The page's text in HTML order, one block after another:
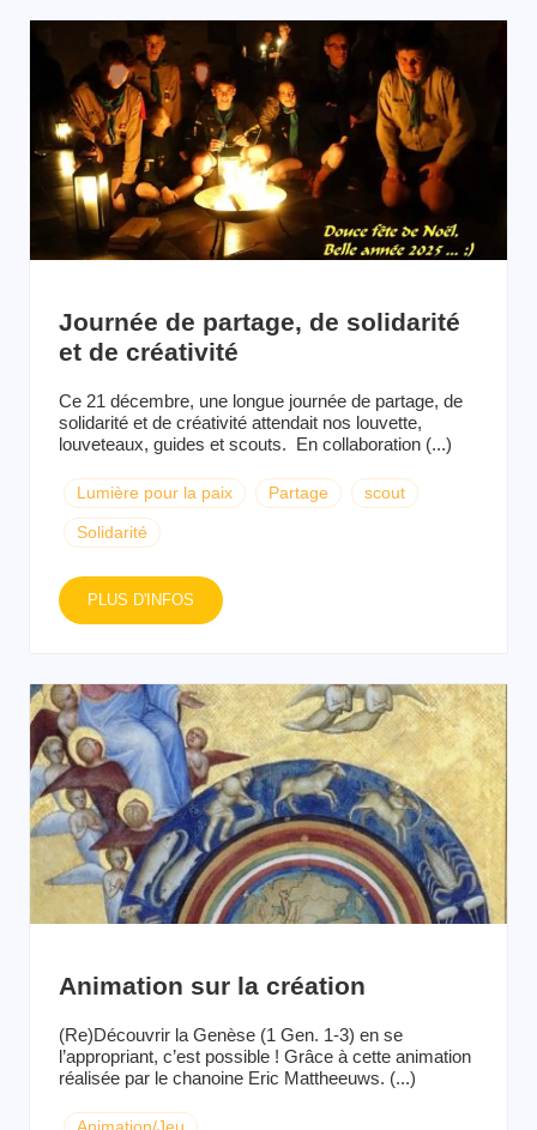
Journée de partage, de solidarité
et de créativité
Ce 21 décembre, une longue journée de partage, de
solidarité et de créativité attendait nos louvette,
louveteaux, guides et scouts. En collaboration (...)
Lumière pour la paix Partage scout
Solidarité
PLUS D'INFOS
Animation sur la création
(Re)Découvrir la Genèse (1 Gen. 1-3) en se
l’appropriant, c’est possible ! Grâce à cette animation
réalisée par le chanoine Eric Mattheeuws. (...)